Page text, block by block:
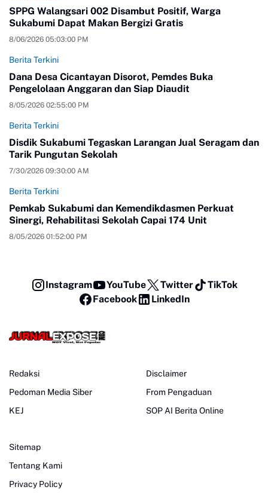
SPPG Walangsari 002 Disambut Positif, Warga
Sukabumi Dapat Makan Bergizi Gratis
8/06/2026 05:03:00 PM
Berita Terkini
Dana Desa Cicantayan Disorot, Pemdes Buka
Pengelolaan Anggaran dan Siap Diaudit
8/05/2026 02:55:00 PM
Berita Terkini
Disdik Sukabumi Tegaskan Larangan Jual Seragam dan
Tarik Pungutan Sekolah
7/30/2026 09:30:00 AM
Berita Terkini
Pemkab Sukabumi dan Kemendikdasmen Perkuat
Sinergi, Rehabilitasi Sekolah Capai 174 Unit
8/05/2026 01:52:00 PM
Instagram YouTube Twitter
TikTok
Facebook
LinkedIn
Redaksi
Pedoman Media Siber
KEJ
Disclaimer
From Pengaduan
SOP AI Berita Online
Sitemap
Tentang Kami
Privacy Policy